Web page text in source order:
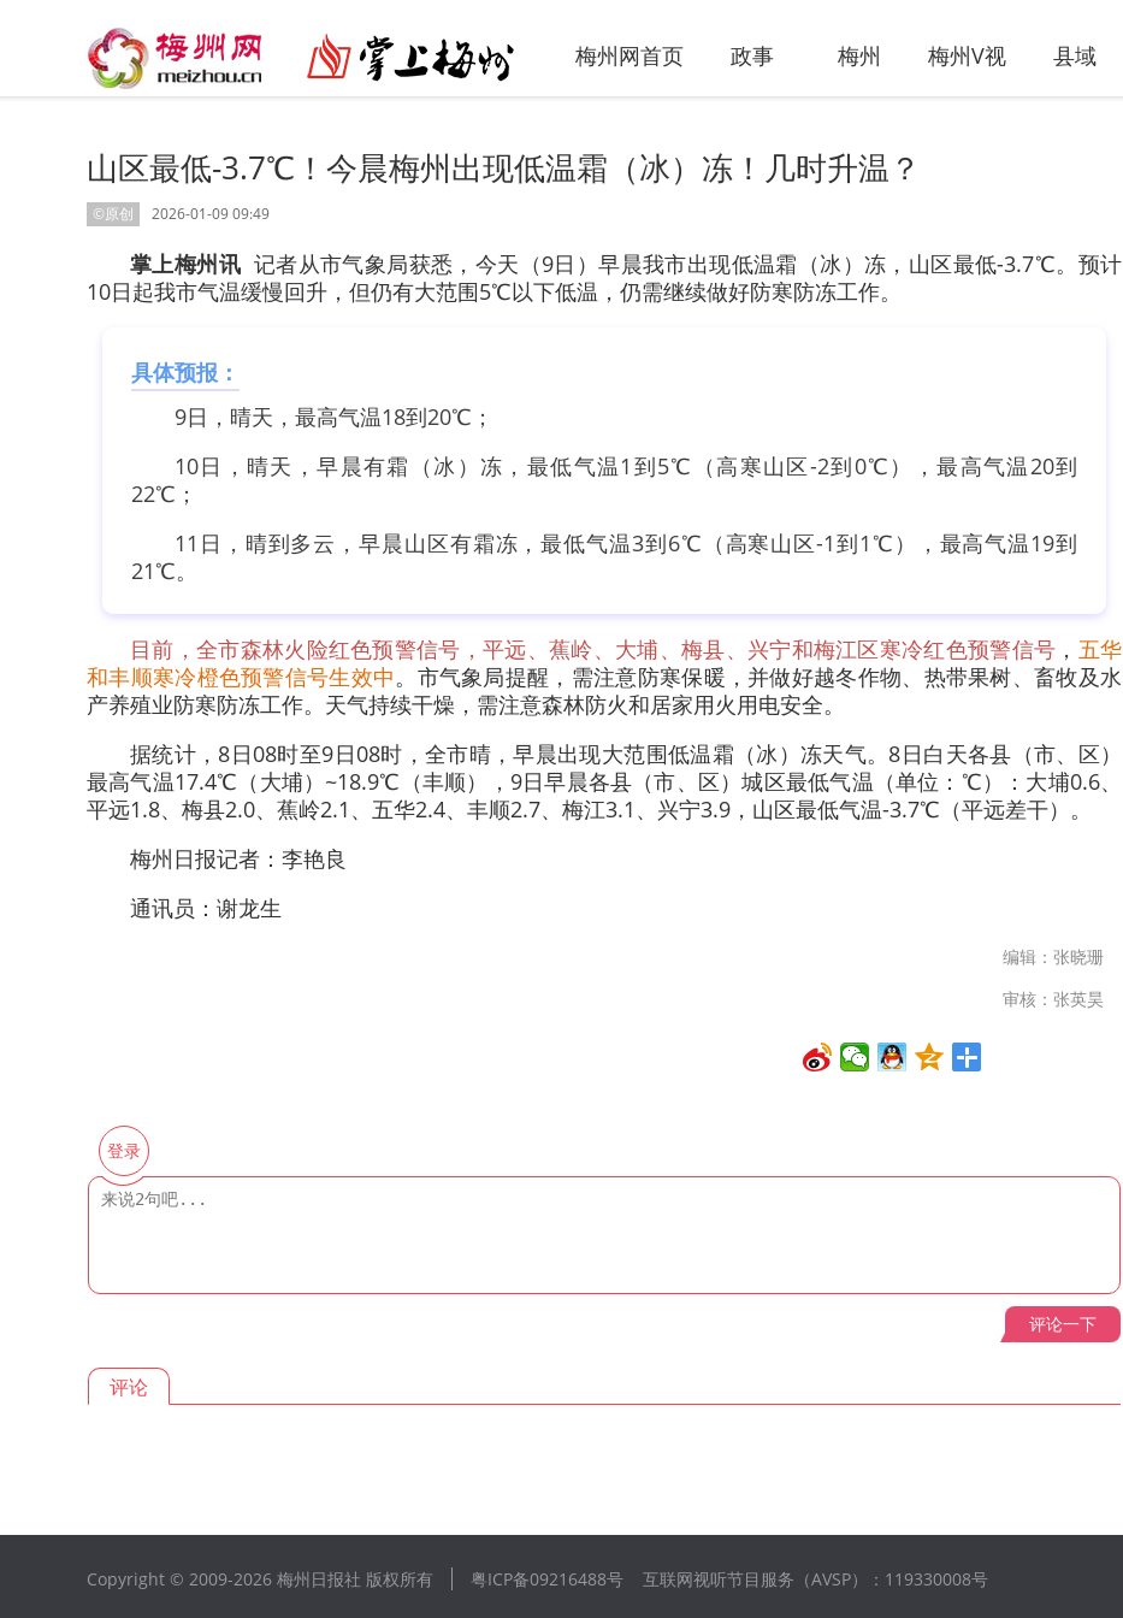
梅州网首页 政事 梅州 梅州V视 县域
山区最低-3.7℃！今晨梅州出现低温霜（冰）冻！几时升温？
©原创 2026-01-09 09:49
掌上梅州讯 记者从市气象局获悉，今天（9日）早晨我市出现低温霜（冰）冻，山区最低-3.7℃。预计
10日起我市气温缓慢回升，但仍有大范围5℃以下低温，仍需继续做好防寒防冻工作。
具体预报：
9日，晴天，最高气温18到20℃；
10日，晴天，早晨有霜（冰）冻，最低气温1到5℃（高寒山区-2到0℃），最高气温20到
22℃；
11日，晴到多云，早晨山区有霜冻，最低气温3到6℃（高寒山区-1到1℃），最高气温19到
21℃。
目前，全市森林火险红色预警信号，平远、蕉岭、大埔、梅县、兴宁和梅江区寒冷红色预警信号 ， 五华
和丰顺寒冷橙色预警信号生效中。市气象局提醒，需注意防寒保暖，并做好越冬作物、热带果树、畜牧及水
产养殖业防寒防冻工作。天气持续干燥，需注意森林防火和居家用火用电安全。
据统计，8日08时至9日08时，全市晴，早晨出现大范围低温霜（冰）冻天气。8日白天各县（市、区）
最高气温17.4℃（大埔）~18.9℃（丰顺），9日早晨各县（市、区）城区最低气温（单位：℃）：大埔0.6、
平远1.8、梅县2.0、蕉岭2.1、五华2.4、丰顺2.7、梅江3.1、兴宁3.9，山区最低气温-3.7℃（平远差干）。
梅州日报记者：李艳良
通讯员：谢龙生
编辑：张晓珊
审核：张英昊
登录
评论一下
评论
Copyright © 2009-2026 梅州日报社 版权所有 粤ICP备09216488号 互联网视听节目服务（AVSP）：119330008号